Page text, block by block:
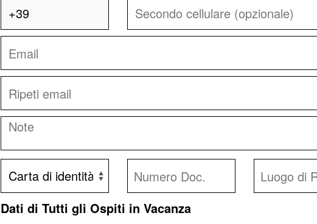
Dati di Tutti gli Ospiti in Vacanza